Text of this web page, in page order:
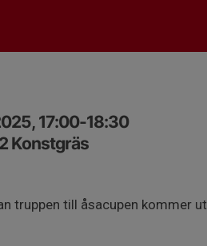
17:00-18:30
Konstgräs
truppen till åsacupen kommer ut